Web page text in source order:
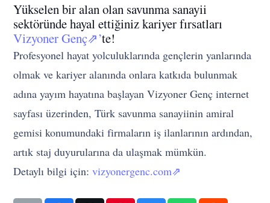
Yükselen bir alan olan savunma sanayii
sektöründe hayal ettiğiniz kariyer fırsatları
Vizyoner Genç⇗’te!
Profesyonel hayat yolculuklarında gençlerin yanlarında
olmak ve kariyer alanında onlara katkıda bulunmak
adına yayım hayatına başlayan Vizyoner Genç internet
sayfası üzerinden, Türk savunma sanayiinin amiral
gemisi konumundaki firmaların iş ilanlarının ardından,
artık staj duyurularına da ulaşmak mümkün.
Detaylı bilgi için:vizyonergenc.com⇗